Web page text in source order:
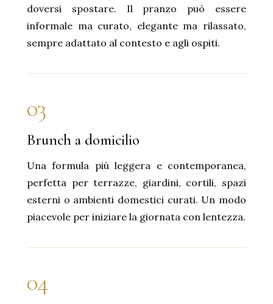
doversi spostare. Il pranzo può essere
informale ma curato, elegante ma rilassato,
sempre adattato al contesto e agli ospiti.
03
Brunch a domicilio
Una formula più leggera e contemporanea,
perfetta per terrazze, giardini, cortili, spazi
esterni o ambienti domestici curati. Un modo
piacevole per iniziare la giornata con lentezza.
04